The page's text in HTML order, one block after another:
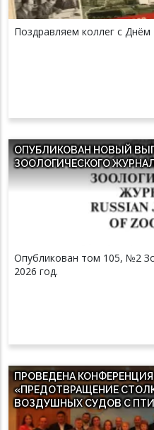
Поздравляем коллег с
ОПУБЛИКОВАН НОВЫЙ
ЗООЛОГИЧЕСКОГО
Опубликован том 105, №2
2026 год.
ПРОВЕДЕНА КОНФЕРЕНЦИЯ
«ПРЕДОТВРАЩЕНИЕ
ВОЗДУШНЫХ СУДОВ С